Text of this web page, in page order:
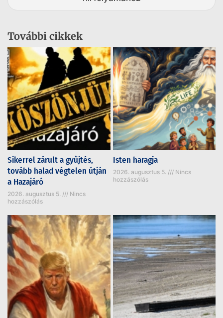
További cikkek
Sikerrel zárult a gyűjtés,
tovább halad végtelen útján
a Hazajáró
2026. augusztus 5.
Nincs
hozzászólás
Isten haragja
2026. augusztus 5.
Nincs
hozzászólás